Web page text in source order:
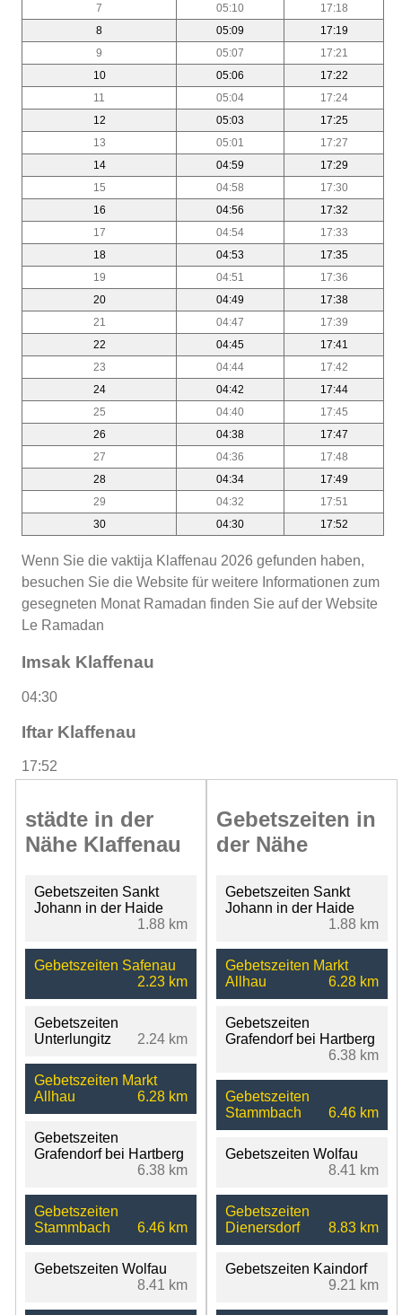
7
05:10
17:18
8
05:09
17:19
9
05:07
17:21
10
05:06
17:22
11
05:04
17:24
12
05:03
17:25
13
05:01
17:27
14
04:59
17:29
15
04:58
17:30
16
04:56
17:32
17
04:54
17:33
18
04:53
17:35
19
04:51
17:36
20
04:49
17:38
21
04:47
17:39
22
04:45
17:41
23
04:44
17:42
24
04:42
17:44
25
04:40
17:45
26
04:38
17:47
27
04:36
17:48
28
04:34
17:49
29
04:32
17:51
30
04:30 17:52
Wenn Sie die vaktija Klaffenau 2026 gefunden haben,
besuchen Sie die Website für weitere Informationen zum
gesegneten Monat Ramadan finden Sie auf der Website
Le Ramadan
Imsak Klaffenau
04:30
Iftar Klaffenau
17:52
städte in der
Nähe Klaffenau
Gebetszeiten Sankt
Johann in der Haide
1.88 km
Gebetszeiten Safenau
2.23 km
Gebetszeiten
Unterlungitz
2.24 km
Gebetszeiten Markt
Allhau
6.28 km
Gebetszeiten
Grafendorf bei Hartberg
6.38 km
Gebetszeiten
Stammbach
6.46 km
Gebetszeiten Wolfau
8.41 km
Gebetszeiten in
der Nähe
Gebetszeiten Sankt
Johann in der Haide
1.88 km
Gebetszeiten Markt
Allhau
6.28 km
Gebetszeiten
Grafendorf bei Hartberg
6.38 km
Gebetszeiten
Stammbach
6.46 km
Gebetszeiten Wolfau
8.41 km
Gebetszeiten
Dienersdorf
8.83 km
Gebetszeiten Kaindorf
9.21 km